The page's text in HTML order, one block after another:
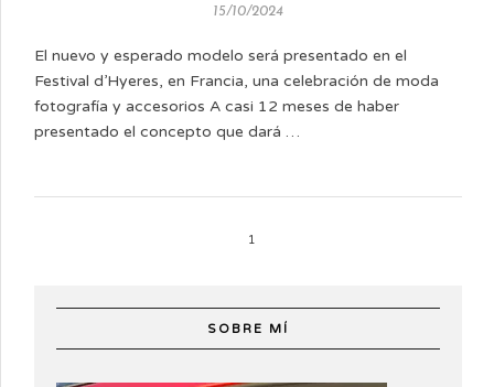
15/10/2024
El nuevo y esperado modelo será presentado en el
Festival d’Hyeres, en Francia, una celebración de moda
fotografía y accesorios A casi 12 meses de haber
presentado el concepto que dará …
1
SOBRE MÍ